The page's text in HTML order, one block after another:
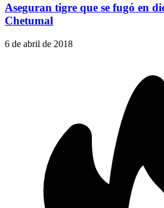
Aseguran tigre que se fugó en
Chetumal
6 de abril de 2018